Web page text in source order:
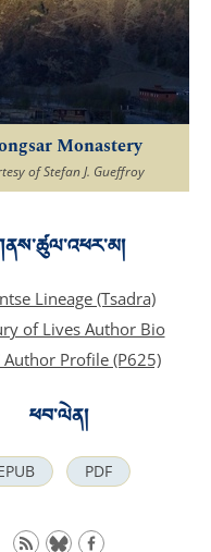
Monastery
of Stefan J. Gueffroy
Lineage (Tsadra)
of Lives Author Bio
Author Profile (P625)
ཕབ་ལེན།
PDF